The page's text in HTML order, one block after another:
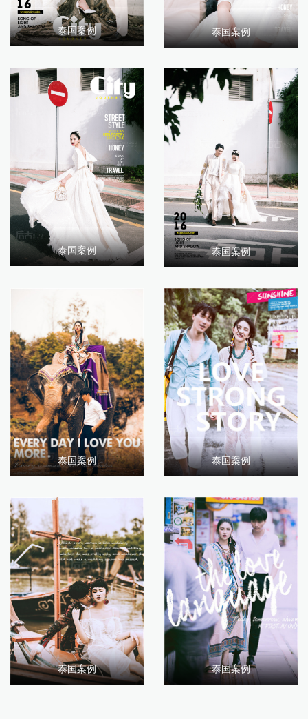
泰国案例 泰国案例
泰国案例 泰国案例
泰国案例 泰国案例
泰国案例 泰国案例